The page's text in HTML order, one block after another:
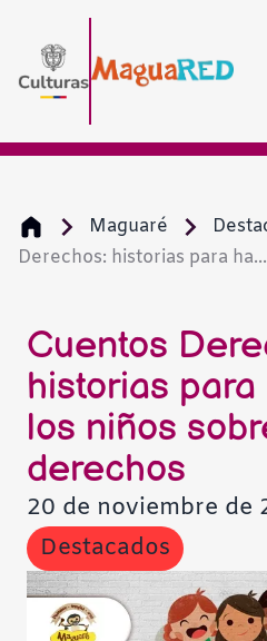
Maguaré
Derechos: historias para ha...
Cuentos
historias
los niños
derechos
20 de noviembre de
Destacados